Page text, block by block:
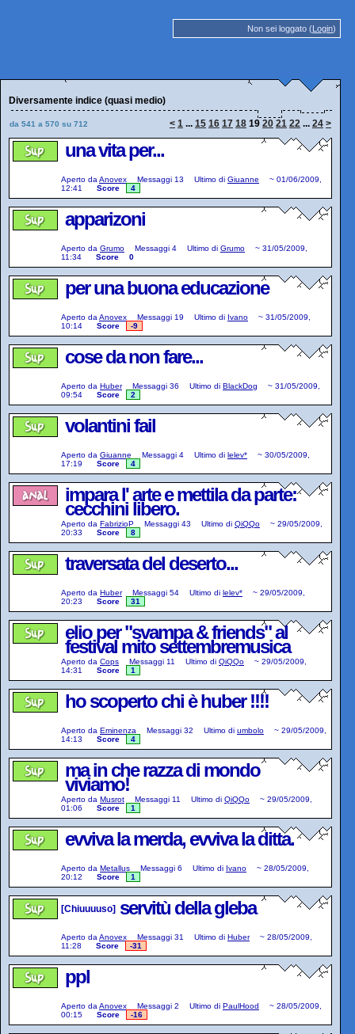
Non sei loggato (Login)
Diversamente indice (quasi medio)
da 541 a 570 su 712 < 1 ... 15 16 17 18 19 20 21 22 ... 24 >
una vita per...
Aperto da Anovex Messaggi 13 Ultimo di Giuanne ~ 01/06/2009,
12:41
Score 4
apparizoni
Aperto da Grumo Messaggi 4 Ultimo di Grumo ~ 31/05/2009,
11:34
Score 0
per una buona educazione
Aperto da Anovex Messaggi 19 Ultimo di Ivano ~ 31/05/2009,
10:14
Score -9
cose da non fare...
Aperto da Huber Messaggi 36 Ultimo di BlackDog ~ 31/05/2009,
09:54
Score 2
volantini fail
Aperto da Giuanne Messaggi 4 Ultimo di lelev* ~ 30/05/2009,
17:19
Score 4
impara l' arte e mettila da parte:
cecchini libero.
Aperto da FabrizioP Messaggi 43 Ultimo di QiQQo ~ 29/05/2009,
20:33
Score 8
traversata del deserto...
Aperto da Huber Messaggi 54 Ultimo di lelev* ~ 29/05/2009,
20:23
Score 31
elio per "svampa & friends" al
festival mito settembremusica
Aperto da Cops Messaggi 11 Ultimo di QiQQo ~ 29/05/2009,
14:31
Score 1
ho scoperto chi è huber !!!!
Aperto da Eminenza Messaggi 32 Ultimo di umbolo ~ 29/05/2009,
14:13
Score 4
ma in che razza di mondo
viviamo!
Aperto da Musrot Messaggi 11 Ultimo di QiQQo ~ 29/05/2009,
01:06
Score 1
evviva la merda, evviva la ditta.
Aperto da Metallus Messaggi 6 Ultimo di Ivano ~ 28/05/2009,
20:12
Score 1
[Chiuuuuso] servitù della gleba
Aperto da Anovex Messaggi 31 Ultimo di Huber ~ 28/05/2009,
11:28
Score -31
ppl
Aperto da Anovex Messaggi 2 Ultimo di PaulHood ~ 28/05/2009,
00:15
Score -16